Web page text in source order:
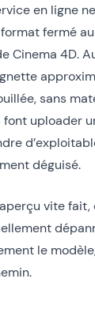
en ligne
fermé
Cinema 4D.
sans
font uploader
déguisé.
vite
le